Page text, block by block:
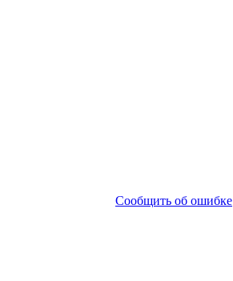
Сообщить об ошибке